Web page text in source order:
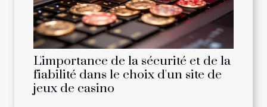
L'importance de la sécurité et de la
fiabilité dans le choix d'un site de
jeux de casino